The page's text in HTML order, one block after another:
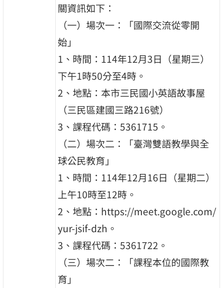
關資訊如下：
（一）場次一：「國際交流從零開
始」
1、時間：114年12月3日（星期三）
下午1時50分至4時。
2、地點：本市三民國小英語故事屋
（三民區建國三路216號）
3、課程代碼：5361715。
（二）場次二：「臺灣雙語教學與全
球公民教育」
1、時間：114年12月16日（星期二）
上午10時至12時。
2、地點：https://meet.google.com/
yur-jsif-dzh。
3、課程代碼：5361722。
（三）場次二：「課程本位的國際教
育」